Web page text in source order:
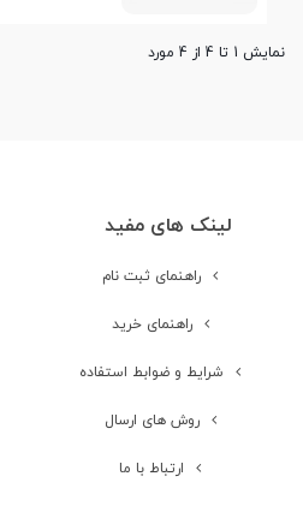
نمایش 1 تا 4 از 4 مورد
لینک های مفید
راهنمای ثبت نام
راهنمای خرید
شرایط و ضوابط استفاده
روش های ارسال
ارتباط با ما